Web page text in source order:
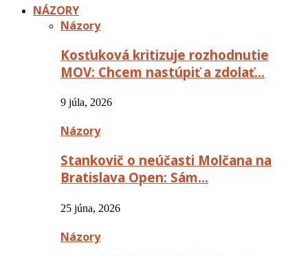
NÁZORY
Názory
Kosťuková kritizuje rozhodnutie
MOV: Chcem nastúpiť a zdolať…
9 júla, 2026
Názory
Stankovič o neúčasti Molčana na
Bratislava Open: Sám…
25 júna, 2026
Názory